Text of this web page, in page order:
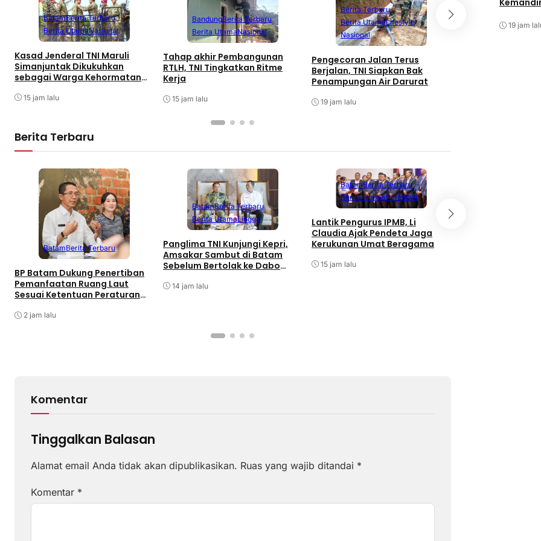
BatamBerita Terbaru
Berita UtamaNasional
Kasad Jenderal TNI Maruli
Simanjuntak Dikukuhkan
sebagai Warga Kehormatan
15 jam lalu
BandungBerita Terbaru
Berita UtamaNasional
Tahap akhir Pembangunan
RTLH, TNI Tingkatkan Ritme
Kerja
15 jam lalu
Berita Terbaru
Berita UtamaLifestyle
Nasional
Pengecoran Jalan Terus
Berjalan, TNI Siapkan Bak
Penampungan Air Darurat
19 jam lalu
Berita Utama
Berita Terbaru
BatamBerita Terbaru
BP Batam Dukung Penertiban
Pemanfaatan Ruang Laut
Sesuai Ketentuan Peraturan
2 jam lalu
BatamBerita Terbaru
Berita UtamaLingga
Panglima TNI Kunjungi Kepri,
Amsakar Sambut di Batam
Sebelum Bertolak ke Dabo
14 jam lalu
BatamBerita Terbaru
Berita UtamaPeristiwa
Lantik Pengurus IPMB, Li
Claudia Ajak Pendeta Jaga
Kerukunan Umat Beragama
15 jam lalu
Komentar
Tinggalkan Balasan
Alamat email Anda tidak akan dipublikasikan. Ruas yang wajib ditandai *
Komentar *
19 jam